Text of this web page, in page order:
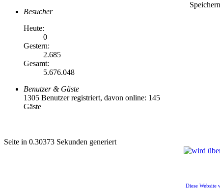
Besucher
Heute:
0
Gestern:
2.685
Gesamt:
5.676.048
Benutzer & Gäste
1305 Benutzer registriert, davon online: 145
Gäste
Speichern
Seite in 0.30373 Sekunden generiert
Diese Website